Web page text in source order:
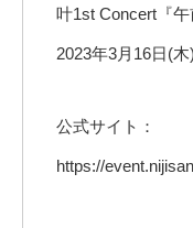
叶1st Concert『午
2023年3月16日(
公式サイト：
https://